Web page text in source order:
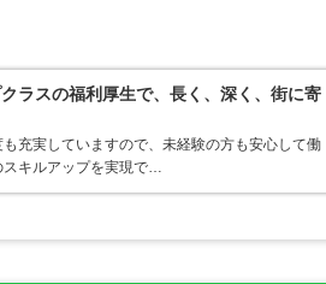
ラスの福利厚生で、長く、深く、街に寄
充実していますので、未経験の方も安心して働
スキルアップを実現で…